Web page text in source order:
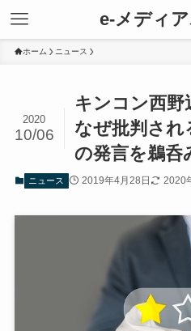
e-メディ
ホーム ニュース
キンコン西野
なぜ批判さ
の発言を鵜呑
2020
10/06
ニュース 2019年4月28日 2020